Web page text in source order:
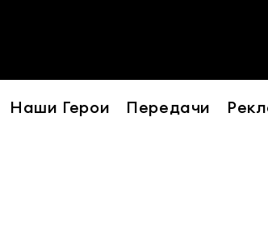
Наши Герои Передачи